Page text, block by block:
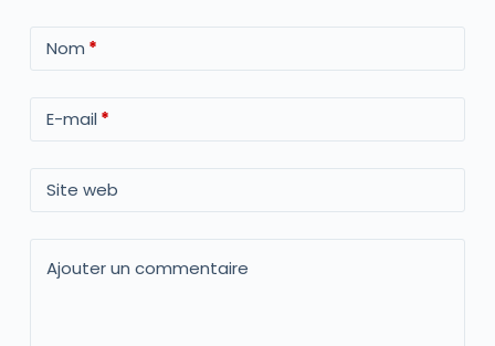
Nom *
E-mail *
Site web
Ajouter un commentaire